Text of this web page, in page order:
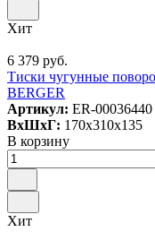
Хит
6 379 руб.
Тиски чугунные
BERGER
Артикул: ER-00036440
ВxШxГ: 170x310x135
В корзину
Хит